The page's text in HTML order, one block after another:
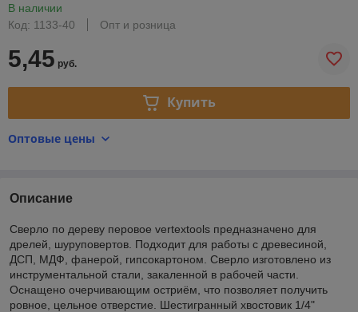
В наличии
Код: 1133-40
Опт и розница
5,45 руб.
Купить
Оптовые цены
Описание
Сверло по дереву перовое vertextools предназначено для
дрелей, шуруповертов. Подходит для работы с древесиной,
ДСП, МДФ, фанерой, гипсокартоном. Сверло изготовлено из
инструментальной стали, закаленной в рабочей части.
Оснащено очерчивающим остриём, что позволяет получить
ровное, цельное отверстие. Шестигранный хвостовик 1/4"